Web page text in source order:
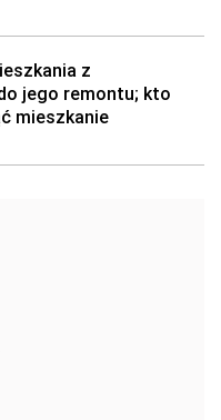
z
jego remontu; kto
mieszkanie